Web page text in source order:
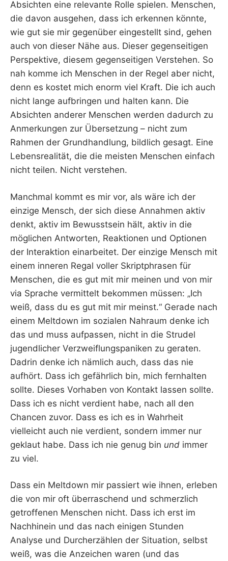
Absichten eine relevante Rolle spielen. Menschen,
die davon ausgehen, dass ich erkennen könnte,
wie gut sie mir gegenüber eingestellt sind, gehen
auch von dieser Nähe aus. Dieser gegenseitigen
Perspektive, diesem gegenseitigen Verstehen. So
nah komme ich Menschen in der Regel aber nicht,
denn es kostet mich enorm viel Kraft. Die ich auch
nicht lange aufbringen und halten kann. Die
Absichten anderer Menschen werden dadurch zu
Anmerkungen zur Übersetzung – nicht zum
Rahmen der Grundhandlung, bildlich gesagt. Eine
Lebensrealität, die die meisten Menschen einfach
nicht teilen. Nicht verstehen.
Manchmal kommt es mir vor, als wäre ich der
einzige Mensch, der sich diese Annahmen aktiv
denkt, aktiv im Bewusstsein hält, aktiv in die
möglichen Antworten, Reaktionen und Optionen
der Interaktion einarbeitet. Der einzige Mensch mit
einem inneren Regal voller Skriptphrasen für
Menschen, die es gut mit mir meinen und von mir
via Sprache vermittelt bekommen müssen: „Ich
weiß, dass du es gut mit mir meinst.“ Gerade nach
einem Meltdown im sozialen Nahraum denke ich
das und muss aufpassen, nicht in die Strudel
jugendlicher Verzweiflungspaniken zu geraten.
Dadrin denke ich nämlich auch, dass das nie
aufhört. Dass ich gefährlich bin, mich fernhalten
sollte. Dieses Vorhaben von Kontakt lassen sollte.
Dass ich es nicht verdient habe, nach all den
Chancen zuvor. Dass es ich es in Wahrheit
vielleicht auch nie verdient, sondern immer nur
geklaut habe. Dass ich nie genug bin und immer
zu viel.
Dass ein Meltdown mir passiert wie ihnen, erleben
die von mir oft überraschend und schmerzlich
getroffenen Menschen nicht. Dass ich erst im
Nachhinein und das nach einigen Stunden
Analyse und Durcherzählen der Situation, selbst
weiß, was die Anzeichen waren (und das